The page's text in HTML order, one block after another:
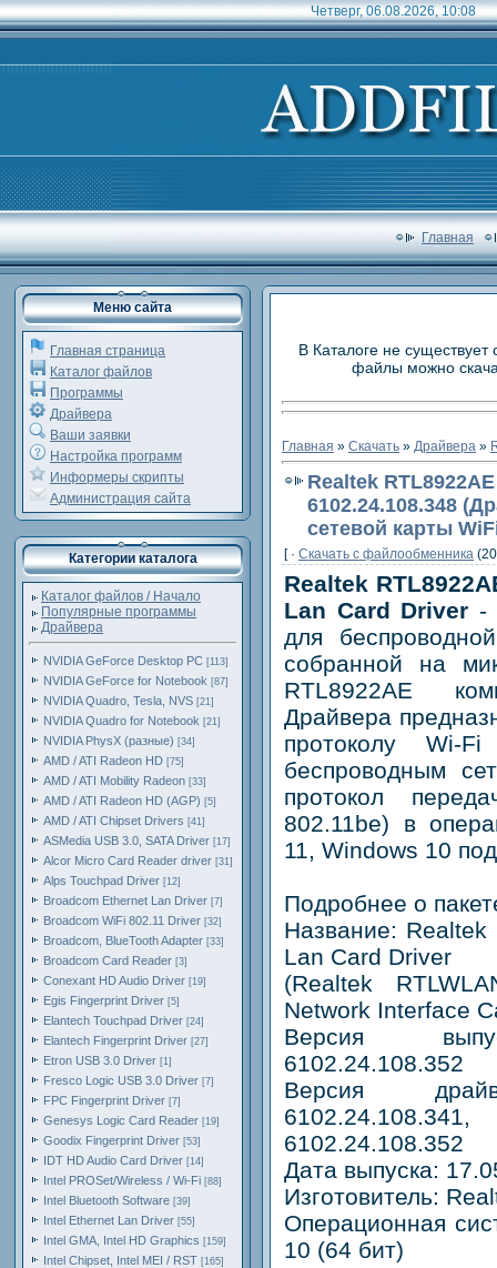
Четверг, 06.08.2026, 10:08
Главная
Меню сайта
Главная страница
Каталог файлов
Программы
Драйвера
Ваши заявки
Настройка программ
Информеры скрипты
Администрация сайта
Категории каталога
Каталог файлов / Начало
Популярные программы
Драйвера
NVIDIA GeForce Desktop PC [113]
NVIDIA GeForce for Notebook [87]
NVIDIA Quadro, Tesla, NVS [21]
NVIDIA Quadro for Notebook [21]
NVIDIA PhysX (разные) [34]
AMD / ATI Radeon HD [75]
AMD / ATI Mobility Radeon [33]
AMD / ATI Radeon HD (AGP) [5]
AMD / ATI Chipset Drivers [41]
ASMedia USB 3.0, SATA Driver [17]
Alcor Micro Card Reader driver [31]
Alps Touchpad Driver [12]
Broadcom Ethernet Lan Driver [7]
Broadcom WiFi 802.11 Driver [32]
Broadcom, BlueTooth Adapter [33]
Broadcom Card Reader [3]
Conexant HD Audio Driver [19]
Egis Fingerprint Driver [5]
Elantech Touchpad Driver [24]
Elantech Fingerprint Driver [27]
Etron USB 3.0 Driver [1]
Fresco Logic USB 3.0 Driver [7]
FPC Fingerprint Driver [7]
Genesys Logic Card Reader [19]
Goodix Fingerprint Driver [53]
IDT HD Audio Card Driver [14]
Intel PROSet/Wireless / Wi-Fi [88]
Intel Bluetooth Software [39]
Intel Ethernet Lan Driver [55]
Intel GMA, Intel HD Graphics [159]
Intel Chipset, Intel MEI / RST [165]
В Каталоге не
файлы можно
Главная » Скачать » Драйвера »
Realtek
6102.24.108.348
сетевой карты
[ · Скачать c файлообменника
Realtek
Lan Card Driver -
для
собранной на
RTL8922AE
Драйвера
протоколу Wi-
беспроводным
протокол
802.11be) в
11, Windows 10
Подробнее о
Название:
Lan Card Driver
(Realtek
Network Interface
Версия
6102.24.108.352
Версия
6102.24.108.352
Дата выпуска:
Изготовитель:
Операционная
10 (64 бит)